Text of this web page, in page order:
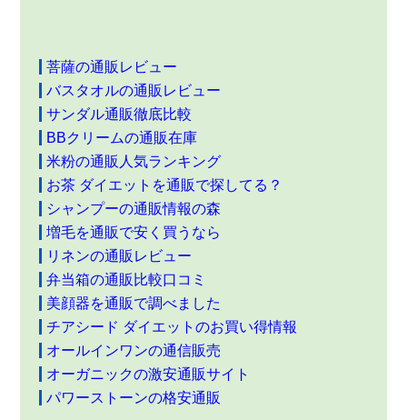
菩薩の通販レビュー
バスタオルの通販レビュー
サンダル通販徹底比較
BBクリームの通販在庫
米粉の通販人気ランキング
お茶 ダイエットを通販で探してる？
シャンプーの通販情報の森
増毛を通販で安く買うなら
リネンの通販レビュー
弁当箱の通販比較口コミ
美顔器を通販で調べました
チアシード ダイエットのお買い得情報
オールインワンの通信販売
オーガニックの激安通販サイト
パワーストーンの格安通販